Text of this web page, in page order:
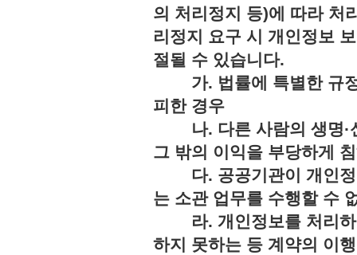
의 처리정지 등)에 따라 처
리정지 요구 시 개인정보
절될 수 있습니다.
가. 법률에 특별한 규정
피한 경우
나. 다른 사람의 생명·
그 밖의 이익을 부당하게
다. 공공기관이 개인정
는 소관 업무를 수행할 수
라. 개인정보를 처리하
하지 못하는 등 계약의 이